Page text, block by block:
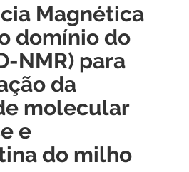
Magnética
domínio do
NMR) para
da
molecular
e
do milho